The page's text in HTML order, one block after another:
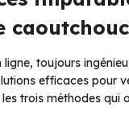
toujours
efficaces pour
trois méthodes qui